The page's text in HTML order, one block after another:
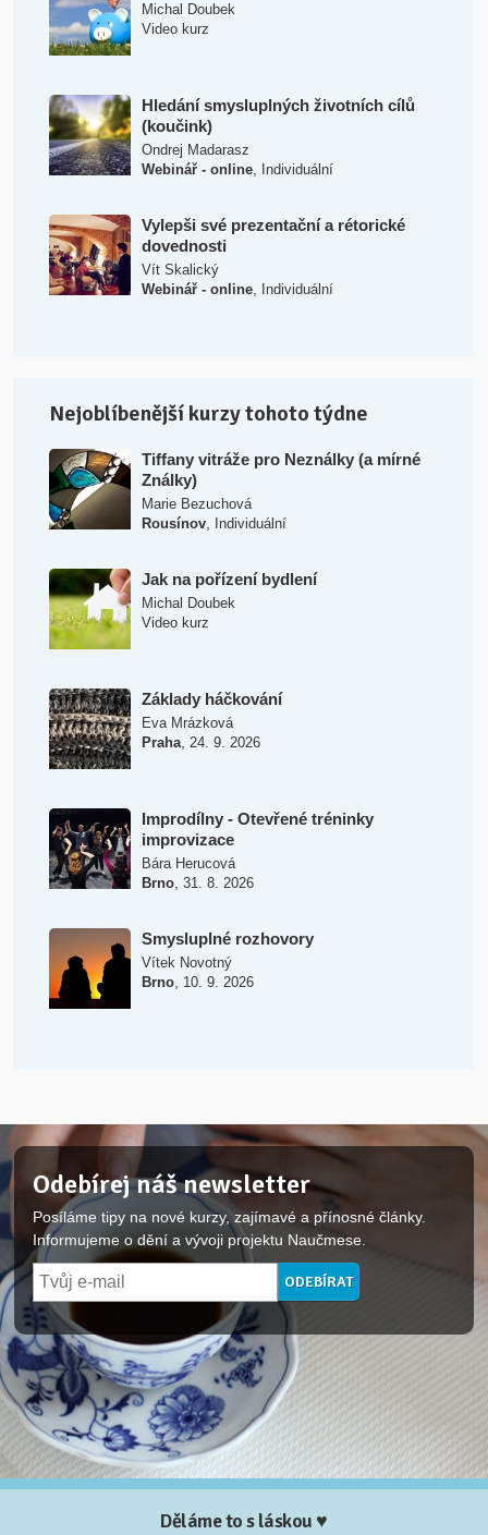
Michal Doubek
Video kurz
Hledání smysluplných životních cílů
(koučink)
Ondrej Madarasz
Webinář - online, Individuální
Vylepši své prezentační a rétorické
dovednosti
Vít Skalický
Webinář - online, Individuální
Nejoblíbenější kurzy tohoto týdne
Tiffany vitráže pro Neználky (a mírné
Ználky)
Marie Bezuchová
Rousínov, Individuální
Jak na pořízení bydlení
Michal Doubek
Video kurz
Základy háčkování
Eva Mrázková
Praha, 24. 9. 2026
Improdílny - Otevřené tréninky
improvizace
Bára Herucová
Brno, 31. 8. 2026
Smysluplné rozhovory
Vítek Novotný
Brno, 10. 9. 2026
Odebírej náš newsletter
Posíláme tipy na nové kurzy, zajímavé a přínosné články.
Informujeme o dění a vývoji projektu Naučmese.
Děláme to s láskou ♥